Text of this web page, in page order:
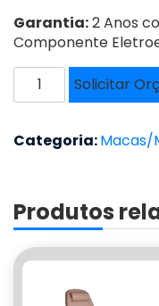
Garantia:2 Anos
Componente
MESA
PARA
CLÍNICO
quantidade
Solicitar
Categoria:Macas/
Produtos